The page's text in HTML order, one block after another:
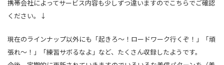
携帯会社によってサービス内容も少しずつ違いますのでこちらでご確認
ください。↓
現在のラインナップ以外にも「起きろ～！ロードワーク行くぞ！」「頑
張れ～！」「練習サボるなよ」など、たくさん収録したようです。